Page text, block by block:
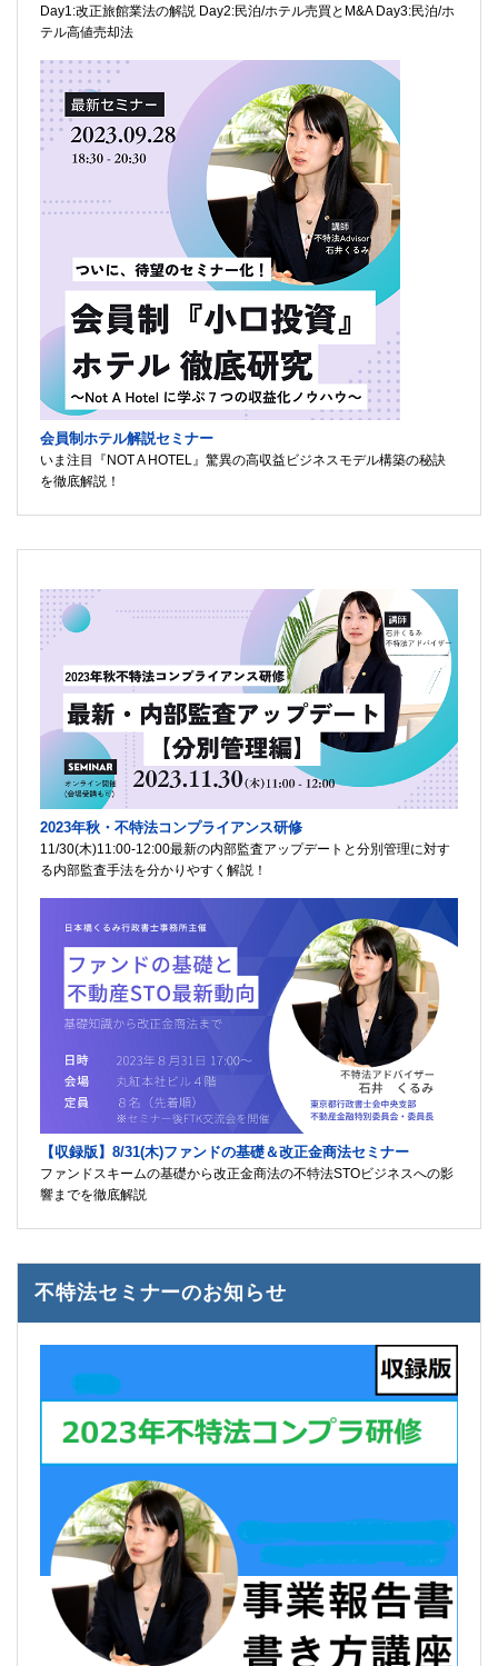
Day1:改正旅館業法の解説 Day2:民泊/ホテル売買とM&A Day3:民泊/ホ
テル高値売却法
会員制ホテル解説セミナー
いま注目『NOT A HOTEL』驚異の高収益ビジネスモデル構築の秘訣
を徹底解説！
2023年秋・不特法コンプライアンス研修
11/30(木)11:00-12:00最新の内部監査アップデートと分別管理に対す
る内部監査手法を分かりやすく解説！
【収録版】8/31(木)ファンドの基礎＆改正金商法セミナー
ファンドスキームの基礎から改正金商法の不特法STOビジネスへの影
響までを徹底解説
不特法セミナーのお知らせ